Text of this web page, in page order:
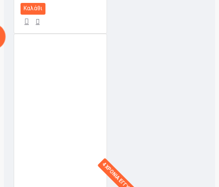
Καλάθι
4 ΧΡΟΝΙΑ ΕΓΓΥΗΣΗ